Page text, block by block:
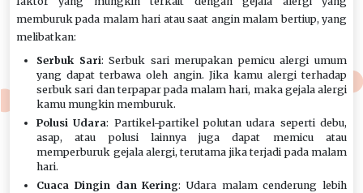
memburuk pada malam hari atau saat angin malam bertiup, yang
melibatkan:
Serbuk Sari: Serbuk sari merupakan pemicu alergi umum
yang dapat terbawa oleh angin. Jika kamu alergi terhadap
serbuk sari dan terpapar pada malam hari, maka gejala alergi
kamu mungkin memburuk.
Polusi Udara: Partikel-partikel polutan udara seperti debu,
asap, atau polusi lainnya juga dapat memicu atau
memperburuk gejala alergi, terutama jika terjadi pada malam
hari.
Cuaca Dingin dan Kering: Udara malam cenderung lebih